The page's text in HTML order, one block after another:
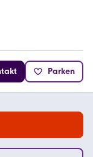
Parken